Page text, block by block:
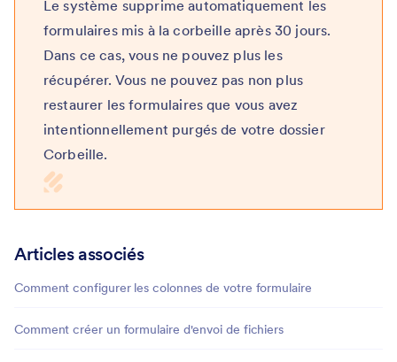
Le système supprime automatiquement les
formulaires mis à la corbeille après 30 jours.
Dans ce cas, vous ne pouvez plus les
récupérer. Vous ne pouvez pas non plus
restaurer les formulaires que vous avez
intentionnellement purgés de votre dossier
Corbeille.
Articles associés
Comment configurer les colonnes de votre formulaire
Comment créer un formulaire d'envoi de fichiers